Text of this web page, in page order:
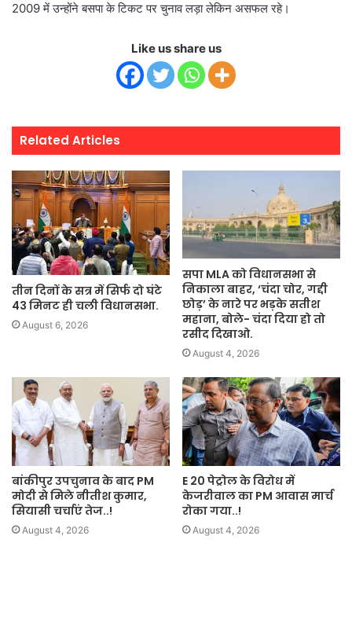
2009 में उन्‍होंने बसपा के टिकट पर चुनाव लड़ा लेकिन असफल रहे।
Like us share us
Related Articles
तीन दिनों के सत्र में सिर्फ दो घंटे
43 मिनट ही चली विधानसभा.
August 6, 2026
सपा MLA को विधानसभा से
निकाला बाहर, ‘चंदा चोर, गद्दी
छोड़’ के नारे पर भड़के सतीश
महाना, बोले- चंदा दिया हो तो
रसीद दिखाओ.
August 4, 2026
बांकीपुर उपचुनाव के बाद PM
मोदी से मिले नीतीश कुमार,
सियासी चर्चाएं तेज..!
August 4, 2026
E 20 पेट्रोल के विरोध में
केजरीवाल का PM आवास मार्च
रोका गया..!
August 4, 2026